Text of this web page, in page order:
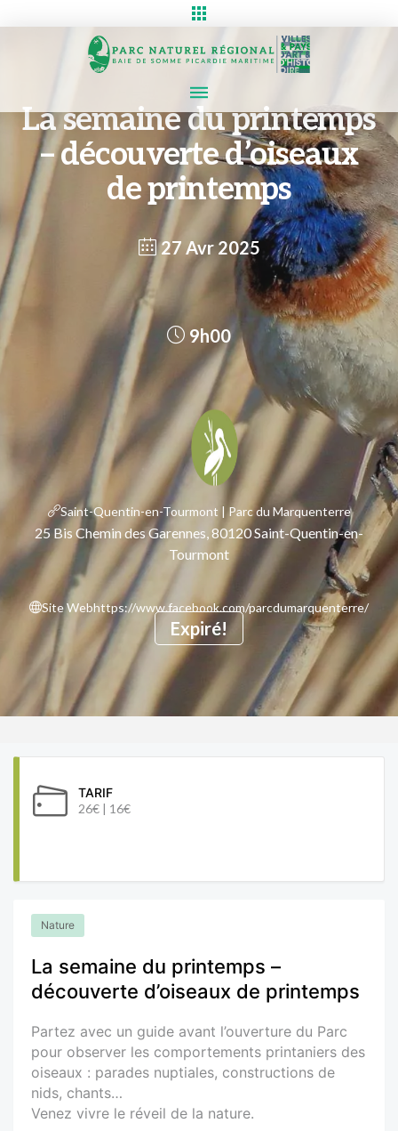
La semaine du printemps
– découverte d’oiseaux
de printemps
27 Avr 2025
Expiré!
9h00
Saint-Quentin-en-Tourmont | Parc du Marquenterre
25 Bis Chemin des Garennes, 80120 Saint-Quentin-en-
Tourmont
Site Webhttps://www.facebook.com/parcdumarquenterre/
TARIF
26€ | 16€
Nature
La semaine du printemps –
découverte d’oiseaux de printemps
Partez avec un guide avant l’ouverture du Parc
pour observer les comportements printaniers des
oiseaux : parades nuptiales, constructions de
nids, chants…
Venez vivre le réveil de la nature.